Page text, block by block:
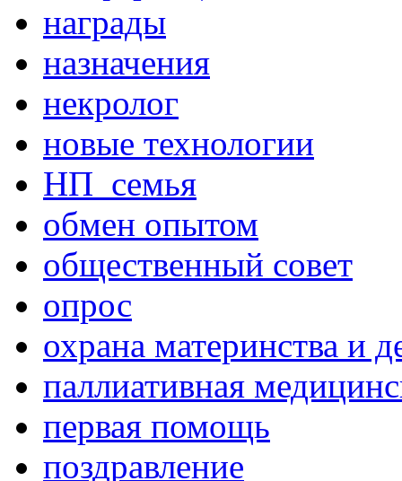
награды
назначения
некролог
новые технологии
НП_семья
обмен опытом
общественный совет
опрос
охрана материнства и
паллиативная
первая помощь
поздравление